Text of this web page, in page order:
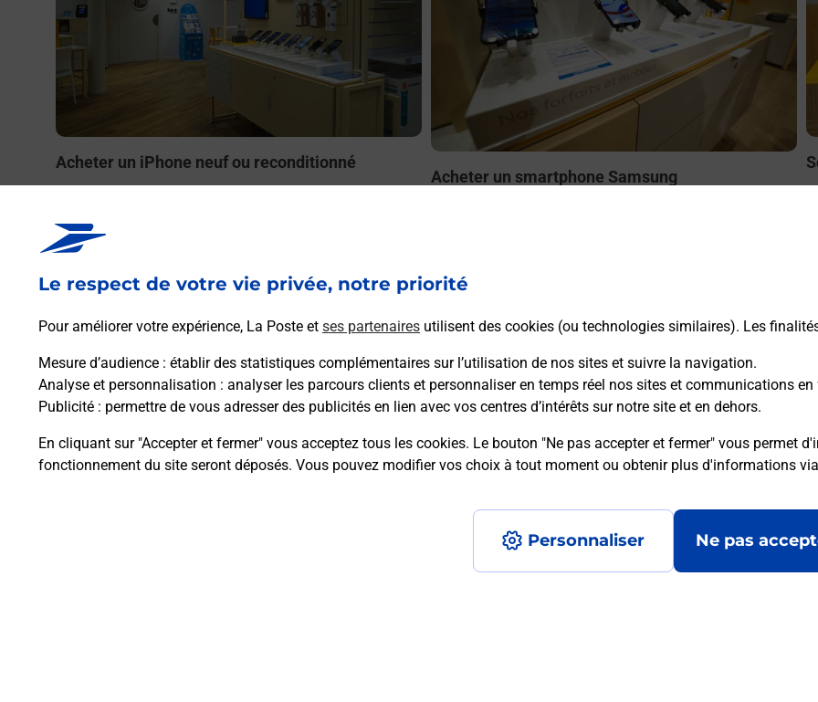
Le respect de votre vie privée, notre priorité
Pour améliorer votre expérience, La Poste et ses partenaires utilisent des cookies (ou technologies similaires). Les
Mesure d’audience : établir des statistiques complémentaires sur l’utilisation de nos sites et suivre la navigation.
Analyse et personnalisation : analyser les parcours clients et personnaliser en temps réel nos sites et communications
Publicité : permettre de vous adresser des publicités en lien avec vos centres d’intérêts sur notre site et en dehors.
En cliquant sur "Accepter et fermer" vous acceptez tous les cookies. Le bouton "Ne pas accepter et fermer" vous permet
fonctionnement du site seront déposés. Vous pouvez modifier vos choix à tout moment ou obtenir plus d'informations via
Personnaliser Ne pas
Acheter un iPhone neuf ou reconditionné
dans vos bureaux de Poste à LA COURNEUVE OUEST
Acheter un smartphone Samsung
OUEST (93120) !
En savoir plus
Questions fréquemment posées
Comment retourner un colis acheté en ligne depuis votre boîte aux